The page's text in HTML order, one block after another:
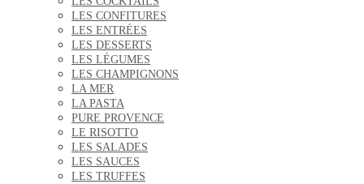
LES CONFITURES
LES ENTRÉES
LES DESSERTS
LES LÉGUMES
LES CHAMPIGNONS
LA MER
LA PASTA
PURE PROVENCE
LE RISOTTO
LES SALADES
LES SAUCES
LES TRUFFES